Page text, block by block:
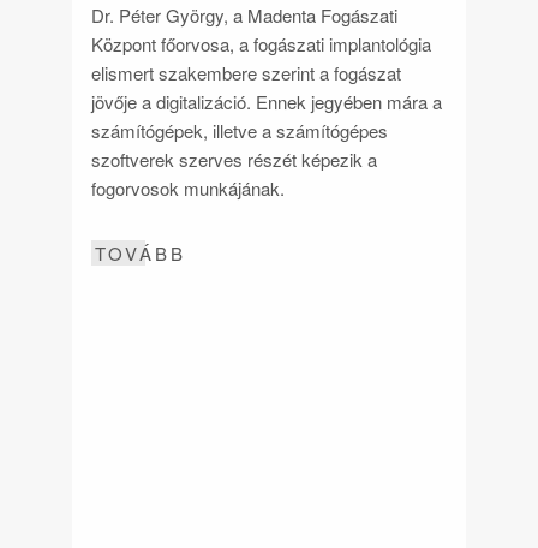
Dr. Péter György, a Madenta Fogászati
Központ főorvosa, a fogászati implantológia
elismert szakembere szerint a fogászat
jövője a digitalizáció. Ennek jegyében mára a
számítógépek, illetve a számítógépes
szoftverek szerves részét képezik a
fogorvosok munkájának.
TOVÁBB